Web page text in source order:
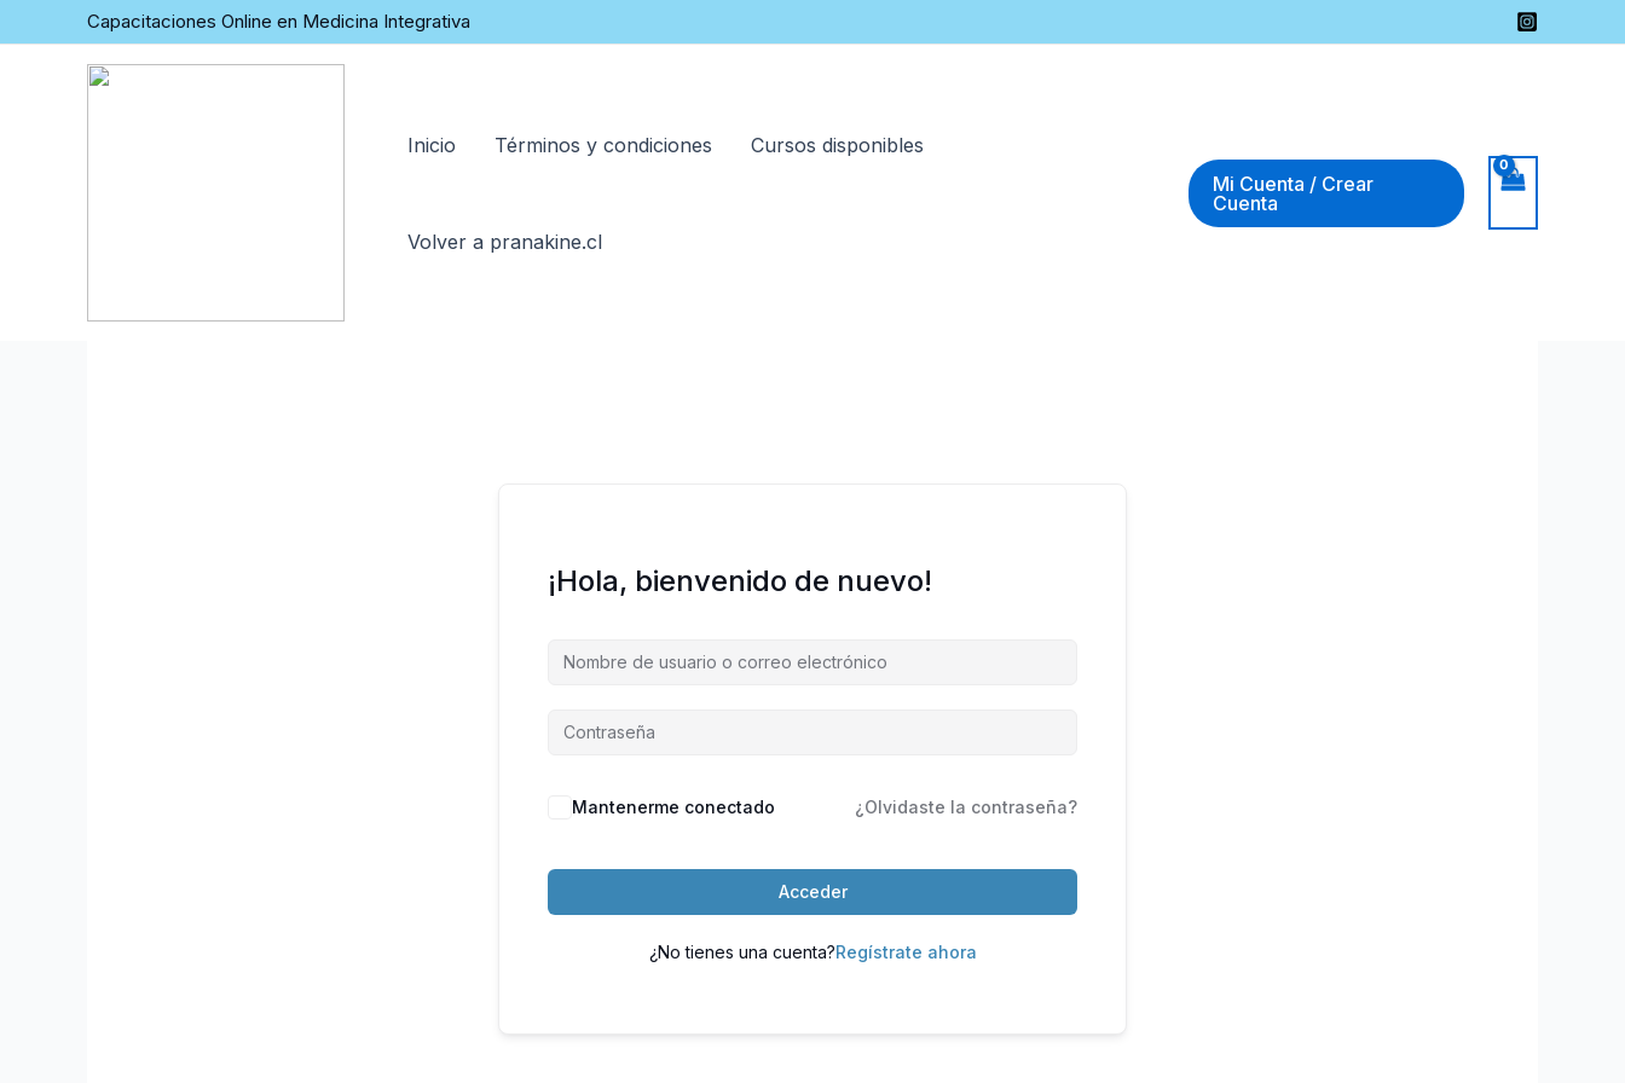
Capacitaciones Online en Medicina Integrativa
Inicio Términos y condiciones Cursos disponibles
Volver a pranakine.cl
Mi Cuenta / Crear
Cuenta
¡Hola, bienvenido de nuevo!
Mantenerme conectado ¿Olvidaste la contraseña?
Acceder
¿No tienes una cuenta?Regístrate ahora